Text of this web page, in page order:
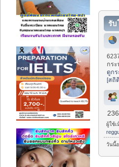
รับ
กร
ดูก
[สถิ
ผู้ใช้
วันนี้